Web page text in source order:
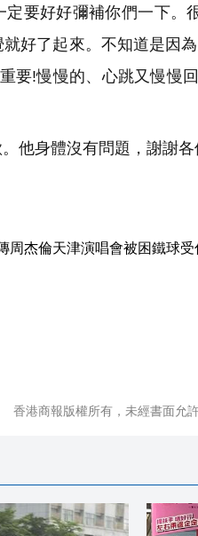
要好好彌補你們一下。
好了起來。不知道是因
要!慢慢的、心跳又慢慢
他身體沒有問題，謝謝各
香港商報版權所有，未經書面允許